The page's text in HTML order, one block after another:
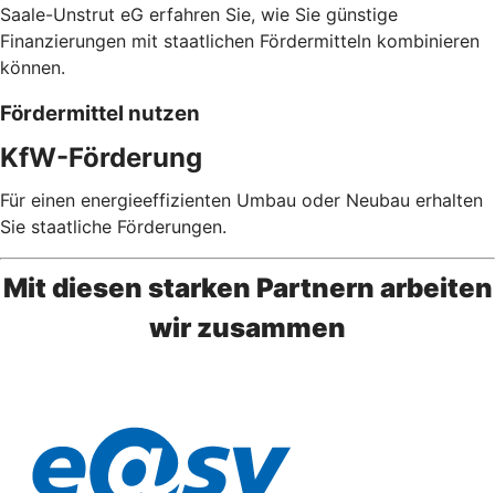
Saale-Unstrut eG erfahren Sie, wie Sie günstige
Finanzierungen mit staatlichen Fördermitteln kombinieren
können.
Fördermittel nutzen
KfW-Förderung
Für einen energieeffizienten Umbau oder Neubau erhalten
Sie staatliche Förderungen.
Mit diesen starken Partnern arbeiten
wir zusammen